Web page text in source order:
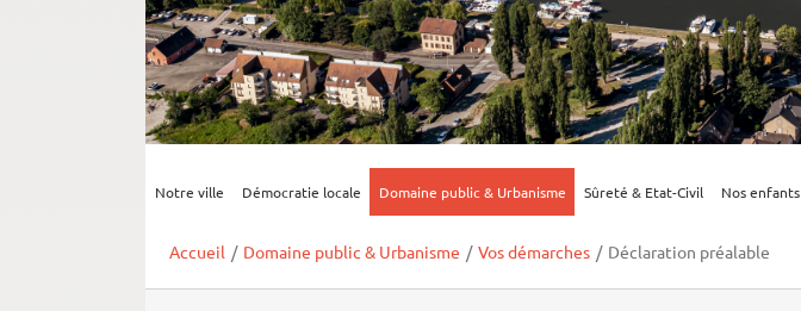
Notre ville Démocratie locale Domaine public & Urbanisme Sûreté & Etat-Civil Nos enfants
Accueil / Domaine public & Urbanisme / Vos démarches / Déclaration préalable